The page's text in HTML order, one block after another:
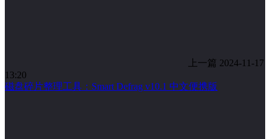
上一篇 2024-11-17
13:20
磁盘碎片整理工具：Smart Defrag v10.1 中文便携版